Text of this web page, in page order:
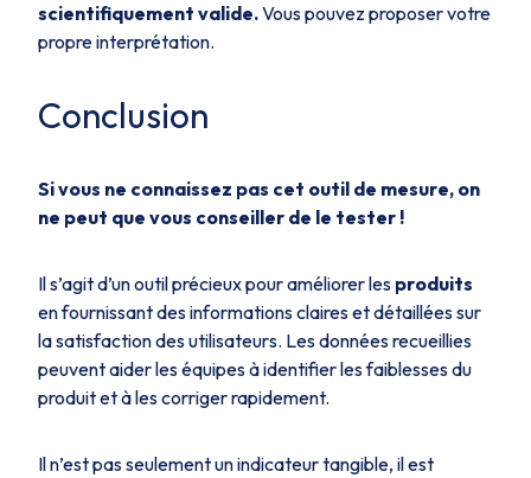
scientifiquement valide.Vous pouvez proposer votre
propre interprétation.
Conclusion
Si vous ne connaissez pas cet outil de mesure, on
ne peut que vous conseiller de le tester !
Il s’agit d’un outil précieux pour améliorer les produits
en fournissant des informations claires et détaillées sur
la satisfaction des utilisateurs. Les données recueillies
peuvent aider les équipes à identifier les faiblesses du
produit et à les corriger rapidement.
Il n’est pas seulement un indicateur tangible, il est